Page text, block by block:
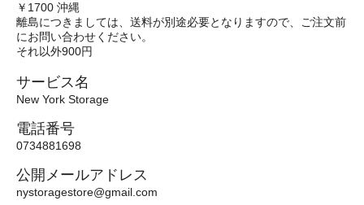
￥1700 沖縄
離島につきましては、送料が別途必要となりますので、ご注文前
にお問い合わせください。
それ以外900円
サービス名
New York Storage
電話番号
0734881698
公開メールアドレス
nystoragestore@gmail.com